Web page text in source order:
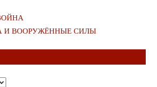
И ВООРУЖЁННЫЕ СИЛЫ